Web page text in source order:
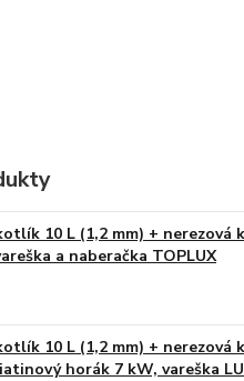
10 L (1,2 mm) + nerezová
a naberačka TOPLUX
10 L (1,2 mm) + nerezová
horák 7 kW, vareška